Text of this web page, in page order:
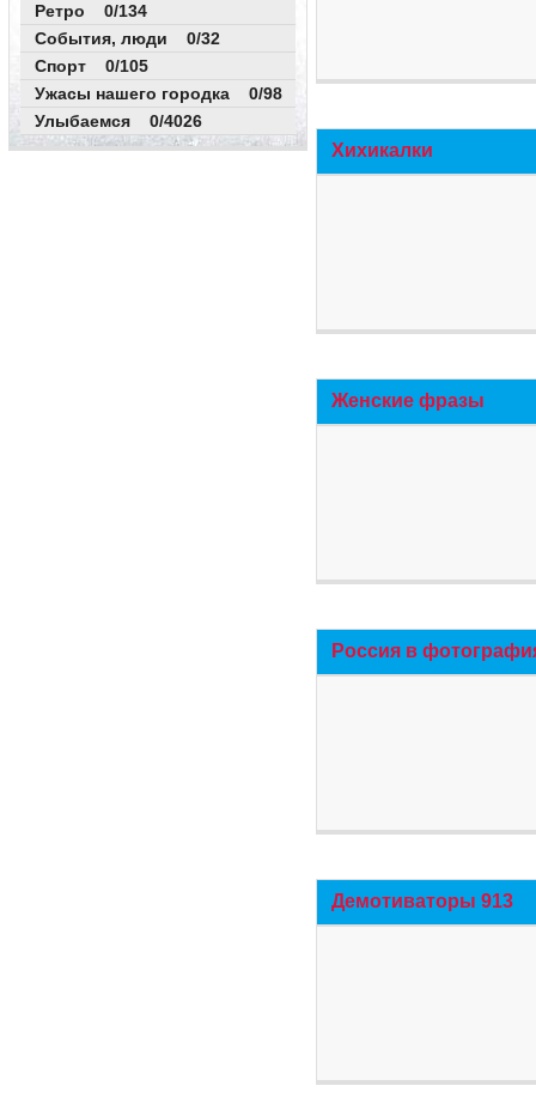
Ретро 0/134
События, люди 0/32
Спорт 0/105
Ужасы нашего городка 0/98
Улыбаемся 0/4026
Хихикалки
Женские фразы
Россия в
Демотиваторы 913